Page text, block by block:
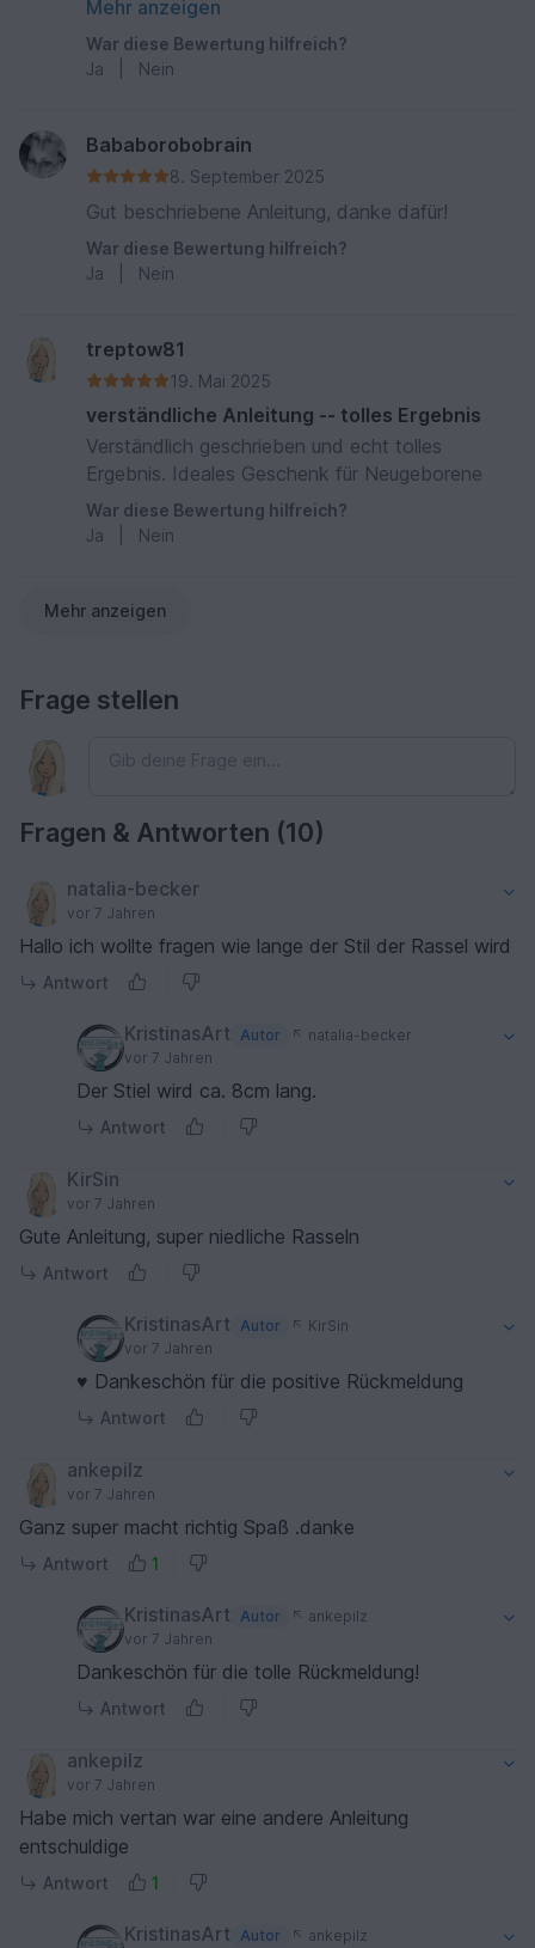
einarbeitet, funktioniert die Rassel prima :-)
Mehr anzeigen
War diese Bewertung hilfreich?
Ja
Nein
Bababorobobrain
8. September 2025
Gut beschriebene Anleitung, danke dafür!
War diese Bewertung hilfreich?
Ja
Nein
treptow81
19. Mai 2025
verständliche Anleitung -- tolles Ergebnis
Verständlich geschrieben und echt tolles
Ergebnis. Ideales Geschenk für Neugeborene
War diese Bewertung hilfreich?
Ja
Nein
Mehr anzeigen
Frage stellen
Fragen & Antworten (10)
natalia-becker
vor 7 Jahren
Hallo ich wollte fragen wie lange der Stil der Rassel wird
Antwort
KristinasArt Autor
natalia-becker
vor 7 Jahren
Der Stiel wird ca. 8cm lang.
Antwort
KirSin
vor 7 Jahren
Gute Anleitung, super niedliche Rasseln
Antwort
KristinasArt Autor
KirSin
vor 7 Jahren
♥ Dankeschön für die positive Rückmeldung
Antwort
ankepilz
vor 7 Jahren
Ganz super macht richtig Spaß .danke
Antwort 1
KristinasArt Autor
ankepilz
vor 7 Jahren
Dankeschön für die tolle Rückmeldung!
Antwort
ankepilz
vor 7 Jahren
Habe mich vertan war eine andere Anleitung
entschuldige
Antwort 1
KristinasArt Autor
ankepilz